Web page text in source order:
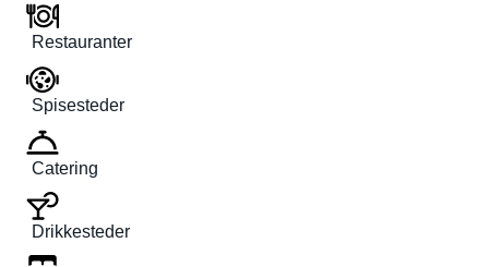
Restauranter
Spisesteder
Catering
Drikkesteder